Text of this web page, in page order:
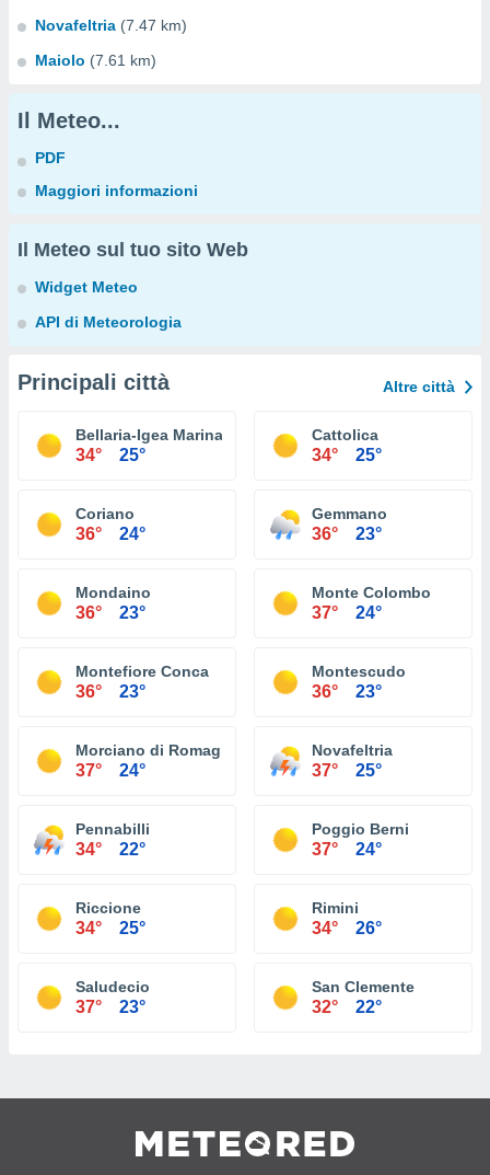
Novafeltria (7.47 km)
Maiolo (7.61 km)
Il Meteo...
PDF
Maggiori informazioni
Il Meteo sul tuo sito Web
Widget Meteo
API di Meteorologia
Principali città Altre città
Bellaria-Igea Marina
34° 25°
Cattolica
34° 25°
Coriano
36° 24°
Gemmano
36° 23°
Mondaino
36° 23°
Monte Colombo
37° 24°
Montefiore Conca
36° 23°
Montescudo
36° 23°
Morciano di Romagna
37° 24°
Novafeltria
37° 25°
Pennabilli
34° 22°
Poggio Berni
37° 24°
Riccione
34° 25°
Rimini
34° 26°
Saludecio
37° 23°
San Clemente
32° 22°